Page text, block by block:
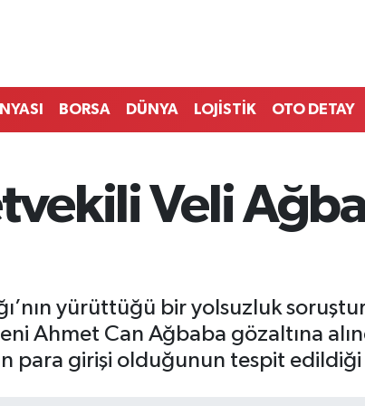
BORSA DÜNYA LOJİSTİK OTO DETAY
Veli
yürüttüğü bir yolsuzluk
Ahmet Can Ağbaba gözaltına
para girişi olduğunun tespit